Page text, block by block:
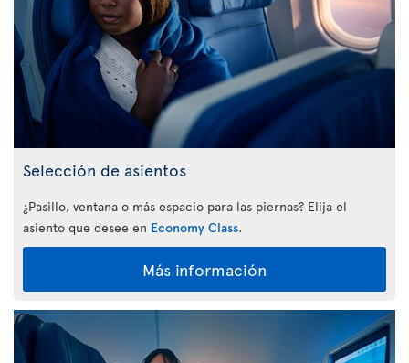
Selección de asientos
¿Pasillo, ventana o más espacio para las piernas? Elija el
asiento que desee en Economy Class.
Más información